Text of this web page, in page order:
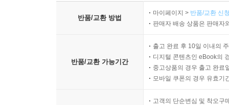
반품/교환 방법
마이페이지 > 반품/교환 신
판매자 배송 상품은 판매자
반품/교환 가능기간
출고 완료 후 10일 이내의
디지털 콘텐츠인 eBook의
중고상품의 경우 출고 완료
모바일 쿠폰의 경우 유효기
고객의 단순변심 및 착오구